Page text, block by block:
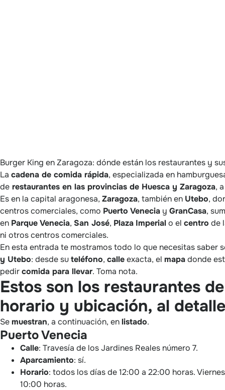
Burger King en Zaragoza: dónde están los restaurantes y
La cadena de comida rápida, especializada en
de restaurantes en las provincias de Huesca y Zaragoza,
Es en la capital aragonesa, Zaragoza, también en Utebo,
centros comerciales, como Puerto Venecia y GranCasa,
en ParqueVenecia, San José, Plaza Imperialo el centro de
ni otros centros comerciales.
En esta entrada te mostramos todo lo que necesitas saber
y Utebo: desde suteléfono, calleexacta, el mapadonde
pedircomida para llevar. Toma nota.
Estos son los restaurantes
horario y ubicación, al detalle
Semuestran, a continuación, enlistado.
Puerto Venecia
Calle: Travesía de los Jardines Reales número 7.
Aparcamiento: sí.
Horario: todos los días de 12:00 a 22:00 horas.
10:00 horas.